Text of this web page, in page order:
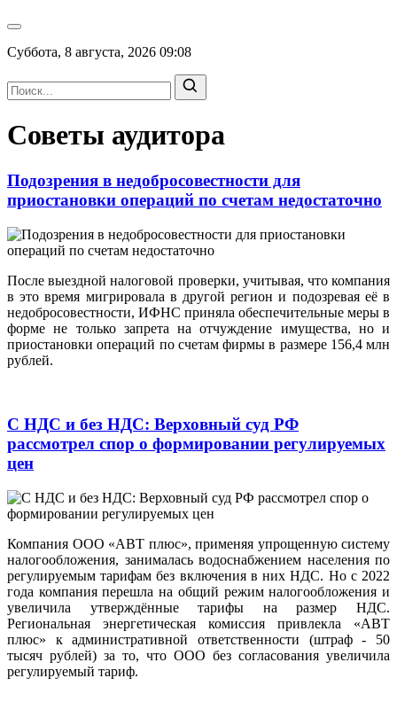
Суббота, 8 августа, 2026 09:08
Советы аудитора
Подозрения в недобросовестности для
приостановки операций по счетам недостаточно
После выездной налоговой проверки, учитывая, что компания
в это время мигрировала в другой регион и подозревая её в
недобросовестности, ИФНС приняла обеспечительные меры в
форме не только запрета на отчуждение имущества, но и
приостановки операций по счетам фирмы в размере 156,4 млн
рублей.
С НДС и без НДС: Верховный суд РФ
рассмотрел спор о формировании регулируемых
цен
Компания ООО «АВТ плюс», применяя упрощенную систему
налогообложения, занималась водоснабжением населения по
регулируемым тарифам без включения в них НДС. Но с 2022
года компания перешла на общий режим налогообложения и
увеличила утверждённые тарифы на размер НДС.
Региональная энергетическая комиссия привлекла «АВТ
плюс» к административной ответственности (штраф - 50
тысяч рублей) за то, что ООО без согласования увеличила
регулируемый тариф.